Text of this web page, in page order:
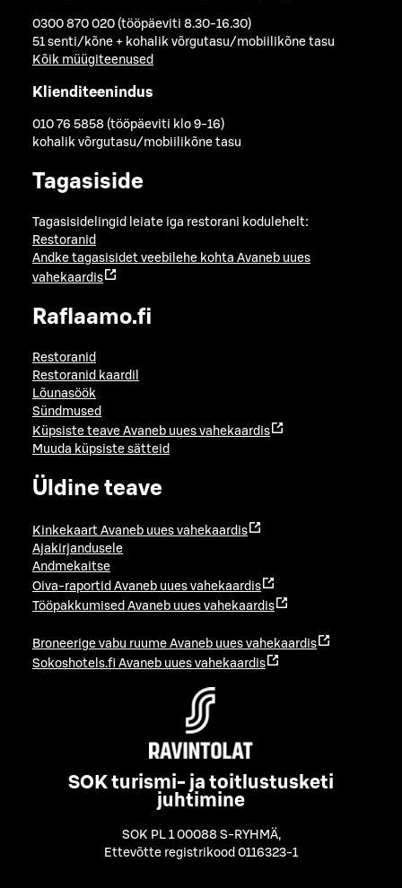
0300 870 020 (tööpäeviti 8.30-16.30)
51 senti/kõne + kohalik võrgutasu/mobiilikõne tasu
Kõik müügiteenused
Klienditeenindus
010 76 5858 (tööpäeviti klo 9-16)
kohalik võrgutasu/mobiilikõne tasu
Tagasiside
Tagasisidelingid leiate iga restorani kodulehelt:
Restoranid
Andke tagasisidet veebilehe kohta Avaneb uues
vahekaardis
Raflaamo.fi
Restoranid
Restoranid kaardil
Lõunasöök
Sündmused
Küpsiste teave Avaneb uues vahekaardis
Muuda küpsiste sätteid
Üldine teave
Kinkekaart Avaneb uues vahekaardis
Ajakirjandusele
Andmekaitse
Oiva-raportid Avaneb uues vahekaardis
Tööpakkumised Avaneb uues vahekaardis
Broneerige vabu ruume Avaneb uues vahekaardis
Sokoshotels.fi Avaneb uues vahekaardis
SOK turismi- ja toitlustusketi
juhtimine
SOK PL 1 00088 S-RYHMÄ,
Ettevõtte registrikood 0116323-1